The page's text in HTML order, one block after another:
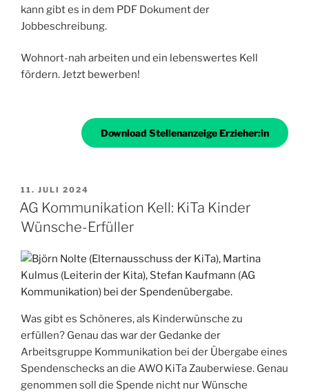
kann gibt es in dem PDF Dokument der
Jobbeschreibung.
Wohnort-nah arbeiten und ein lebenswertes Kell
fördern. Jetzt bewerben!
Download Stellenanzeige Erzieher:in
VERÖFFENTLICHT
AM
11. JULI 2024
AG Kommunikation Kell: KiTa Kinder
Wünsche-Erfüller
Was gibt es Schöneres, als Kinderwünsche zu
erfüllen? Genau das war der Gedanke der
Arbeitsgruppe Kommunikation bei der Übergabe eines
Spendenschecks an die AWO KiTa Zauberwiese. Genau
genommen soll die Spende nicht nur Wünsche